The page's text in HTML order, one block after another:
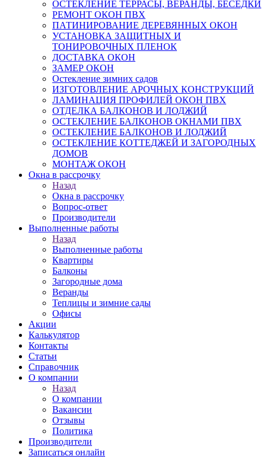
ОСТЕКЛЕНИЕ ТЕРРАСЫ, ВЕРАНДЫ, БЕСЕДКИ
РЕМОНТ ОКОН ПВХ
ПАТИНИРОВАНИЕ ДЕРЕВЯННЫХ ОКОН
УСТАНОВКА ЗАЩИТНЫХ И
ТОНИРОВОЧНЫХ ПЛЕНОК
ДОСТАВКА ОКОН
ЗАМЕР ОКОН
Остекление зимних садов
ИЗГОТОВЛЕНИЕ АРОЧНЫХ КОНСТРУКЦИЙ
ЛАМИНАЦИЯ ПРОФИЛЕЙ ОКОН ПВХ
ОТДЕЛКА БАЛКОНОВ И ЛОДЖИЙ
ОСТЕКЛЕНИЕ БАЛКОНОВ ОКНАМИ ПВХ
ОСТЕКЛЕНИЕ БАЛКОНОВ И ЛОДЖИЙ
ОСТЕКЛЕНИЕ КОТТЕДЖЕЙ И ЗАГОРОДНЫХ
ДОМОВ
МОНТАЖ ОКОН
Окна в рассрочку
Назад
Окна в рассрочку
Вопрос-ответ
Производители
Выполненные работы
Назад
Выполненные работы
Квартиры
Балконы
Загородные дома
Веранды
Теплицы и зимние сады
Офисы
Акции
Калькулятор
Контакты
Статьи
Справочник
О компании
Назад
О компании
Вакансии
Отзывы
Политика
Производители
Записаться онлайн